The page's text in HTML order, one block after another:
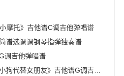
摩托》吉他谱C调吉他弹唱谱
谱选调调钢琴指弹独奏谱
调吉他弹唱谱
替女朋友》吉他谱G调吉他弹唱谱